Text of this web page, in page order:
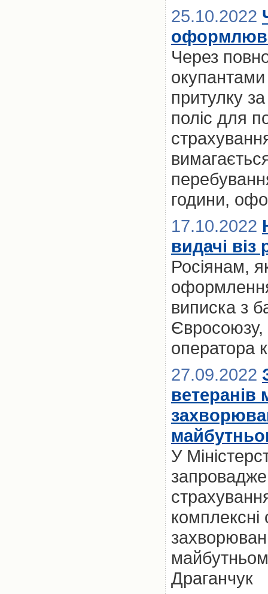
25.10.2022
Через
притулку
поліс для
години,
17.10.2022
видачі
Росіянам,
виписка з
Євросоюзу,
оператора
27.09.2022
ветеранів
У
Драганчук